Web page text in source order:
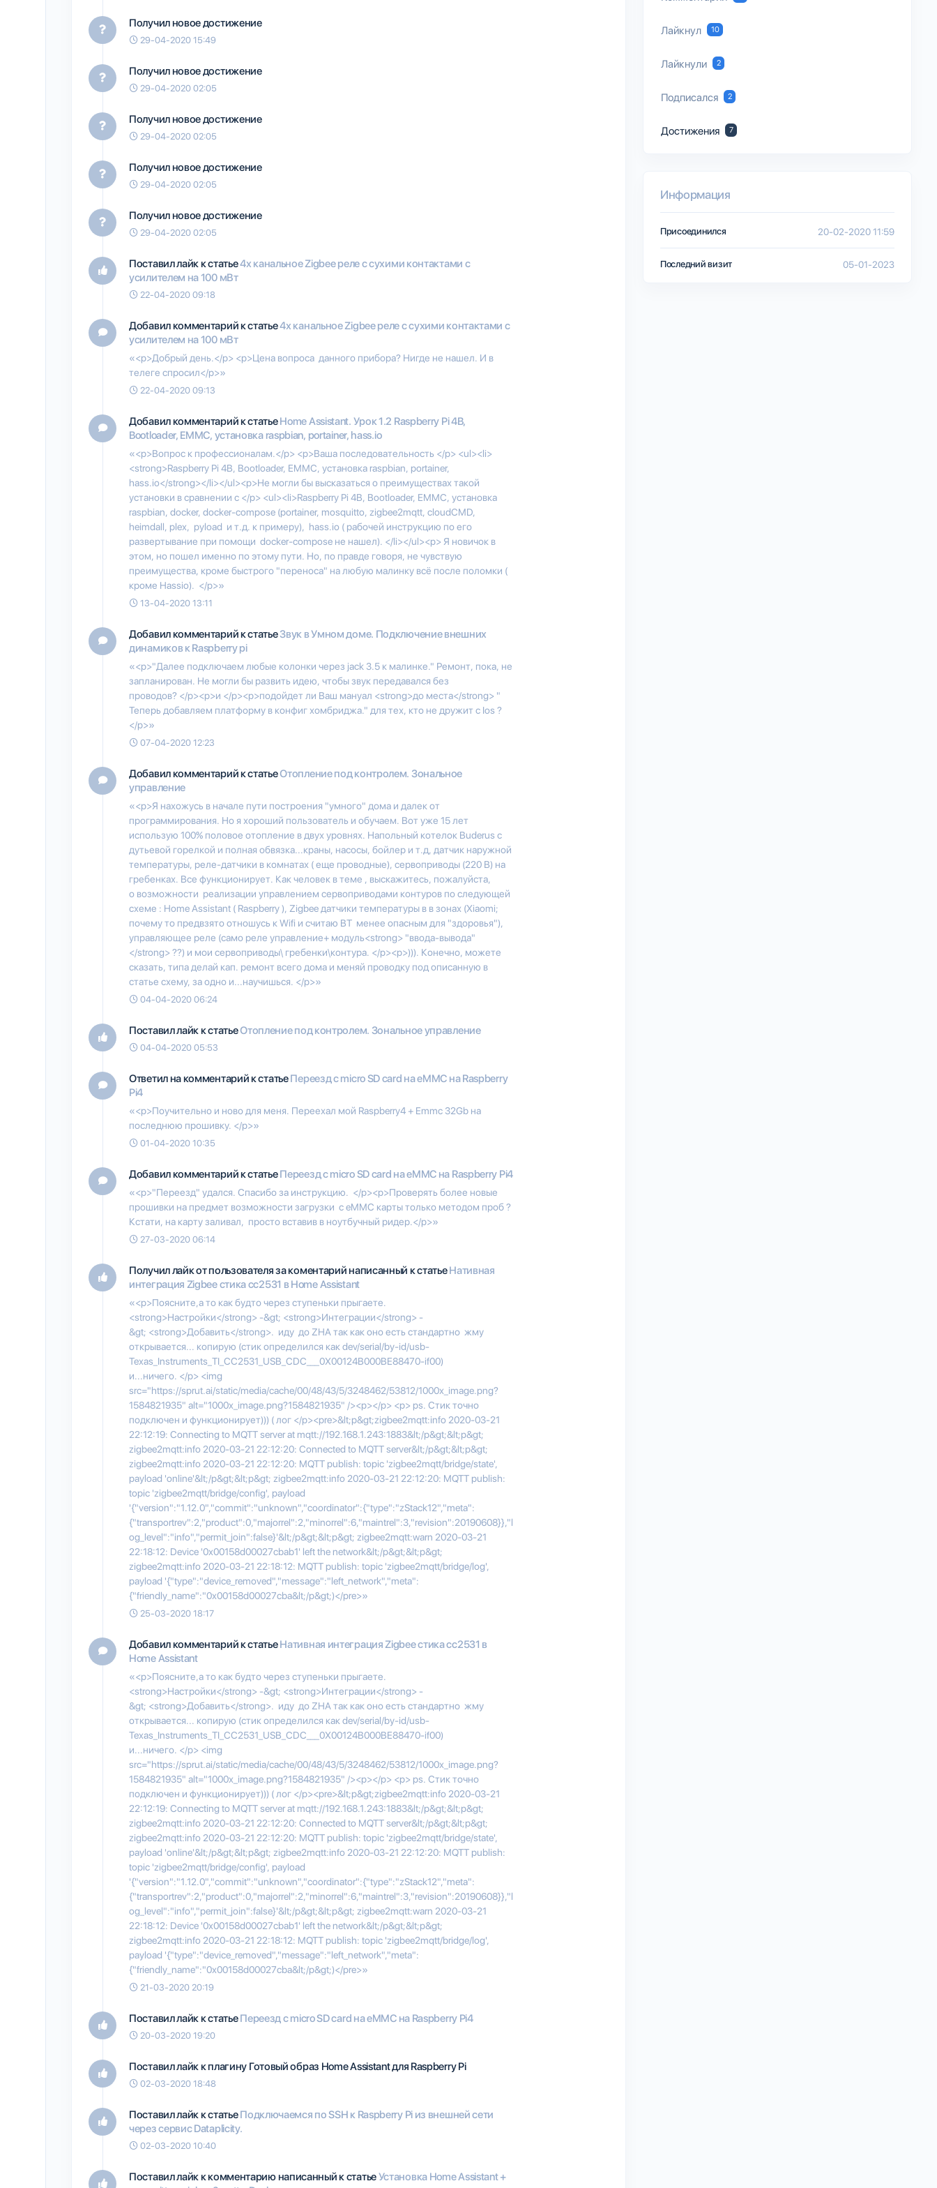
Получил новое достижение
29-04-2020 15:49
Получил новое достижение
29-04-2020 02:05
Получил новое достижение
29-04-2020 02:05
Получил новое достижение
29-04-2020 02:05
Получил новое достижение
29-04-2020 02:05
Поставил лайк к статье4х канальное Zigbee реле с сухими контактами с
усилителем на 100 мВт
22-04-2020 09:18
Добавил комментарий к статье4х канальное Zigbee реле с сухими контактами с
усилителем на 100 мВт
«<p>Добрый день.</p> <p>Цена вопроса данного прибора? Нигде не нашел. И в
телеге спросил</p>»
22-04-2020 09:13
Добавил комментарий к статьеHome Assistant. Урок 1.2 Raspberry Pi 4B,
Bootloader, EMMC, установка raspbian, portainer, hass.io
«<p>Вопрос к профессионалам.</p> <p>Ваша последовательность </p> <ul><li>
<strong>Raspberry Pi 4B, Bootloader, EMMC, установка raspbian, portainer,
hass.io</strong></li></ul><p>Не могли бы высказаться о преимуществах такой
установки в сравнении с </p> <ul><li>Raspberry Pi 4B, Bootloader, EMMC, установка
raspbian, docker, docker-compose (portainer, mosquitto, zigbee2mqtt, cloudCMD,
heimdall, plex, pyload и т.д. к примеру), hass.io ( рабочей инструкцию по его
развертывание при помощи docker-compose не нашел). </li></ul><p> Я новичок в
этом, но пошел именно по этому пути. Но, по правде говоря, не чувствую
преимущества, кроме быстрого "переноса" на любую малинку всё после поломки (
кроме Hassio). </p>»
13-04-2020 13:11
Добавил комментарий к статьеЗвук в Умном доме. Подключение внешних
динамиков к Raspberry pi
«<p>"Далее подключаем любые колонки через jack 3.5 к малинке." Ремонт, пока, не
запланирован. Не могли бы развить идею, чтобы звук передавался без
проводов? </p><p>и </p><p>подойдет ли Ваш мануал <strong>до места</strong> "
Теперь добавляем платформу в конфиг хомбриджа." для тех, кто не дружит с Ios ?
</p>»
07-04-2020 12:23
Добавил комментарий к статьеОтопление под контролем. Зональное
управление
«<p>Я нахожусь в начале пути построения "умного" дома и далек от
программирования. Но я хороший пользователь и обучаем. Вот уже 15 лет
использую 100% половое отопление в двух уровнях. Напольный котелок Buderus с
дутьевой горелкой и полная обвязка...краны, насосы, бойлер и т.д, датчик наружной
температуры, реле-датчики в комнатах ( еще проводные), сервоприводы (220 В) на
гребенках. Все функционирует. Как человек в теме , выскажитесь, пожалуйста,
о возможности реализации управлением сервоприводами контуров по следующей
схеме : Home Assistant ( Raspberry ), Zigbee датчики температуры в в зонах (Xiaomi;
почему то предвзято отношусь к Wifi и считаю BT менее опасным для "здоровья"),
управляющее реле (само реле управление+ модуль<strong> "ввода-вывода"
</strong> ??) и мои сервоприводы\ гребенки\контура. </p><p>))). Конечно, можете
сказать, типа делай кап. ремонт всего дома и меняй проводку под описанную в
статье схему, за одно и...научишься. </p>»
04-04-2020 06:24
Поставил лайк к статьеОтопление под контролем. Зональное управление
04-04-2020 05:53
Ответил на комментарий к статьеПереезд с micro SD card на eMMC на Raspberry
Pi4
«<p>Поучительно и ново для меня. Переехал мой Raspberry4 + Emmc 32Gb на
последнюю прошивку. </p>»
01-04-2020 10:35
Добавил комментарий к статьеПереезд с micro SD card на eMMC на Raspberry Pi4
«<p>"Переезд" удался. Спасибо за инструкцию. </p><p>Проверять более новые
прошивки на предмет возможности загрузки с eMMC карты только методом проб ?
Кстати, на карту заливал, просто вставив в ноутбучный ридер.</p>»
27-03-2020 06:14
Получил лайк от пользователяза коментарий написанный к статьеНативная
интеграция Zigbee стика cc2531 в Home Assistant
«<p>Поясните,а то как будто через ступеньки прыгаете.
<strong>Настройки</strong> -&gt; <strong>Интеграции</strong> -
&gt; <strong>Добавить</strong>. иду до ZHA так как оно есть стандартно жму
открывается... копирую (стик определился как dev/serial/by-id/usb-
Texas_Instruments_TI_CC2531_USB_CDC___0X00124B000BE88470-if00)
и...ничего. </p> <img
src="https://sprut.ai/static/media/cache/00/48/43/5/3248462/53812/1000x_image.png?
1584821935" alt="1000x_image.png?1584821935" /><p></p> <p> ps. Стик точно
подключен и функционирует))) ( лог </p><pre>&lt;p&gt;zigbee2mqtt:info 2020-03-21
22:12:19: Connecting to MQTT server at mqtt://192.168.1.243:1883&lt;/p&gt;&lt;p&gt;
zigbee2mqtt:info 2020-03-21 22:12:20: Connected to MQTT server&lt;/p&gt;&lt;p&gt;
zigbee2mqtt:info 2020-03-21 22:12:20: MQTT publish: topic 'zigbee2mqtt/bridge/state',
payload 'online'&lt;/p&gt;&lt;p&gt; zigbee2mqtt:info 2020-03-21 22:12:20: MQTT publish:
topic 'zigbee2mqtt/bridge/config', payload
'{"version":"1.12.0","commit":"unknown","coordinator":{"type":"zStack12","meta":
{"transportrev":2,"product":0,"majorrel":2,"minorrel":6,"maintrel":3,"revision":20190608}},"l
og_level":"info","permit_join":false}'&lt;/p&gt;&lt;p&gt; zigbee2mqtt:warn 2020-03-21
22:18:12: Device '0x00158d00027cbab1' left the network&lt;/p&gt;&lt;p&gt;
zigbee2mqtt:info 2020-03-21 22:18:12: MQTT publish: topic 'zigbee2mqtt/bridge/log',
payload '{"type":"device_removed","message":"left_network","meta":
{"friendly_name":"0x00158d00027cba&lt;/p&gt;)</pre>»
25-03-2020 18:17
Добавил комментарий к статьеНативная интеграция Zigbee стика cc2531 в
Home Assistant
«<p>Поясните,а то как будто через ступеньки прыгаете.
<strong>Настройки</strong> -&gt; <strong>Интеграции</strong> -
&gt; <strong>Добавить</strong>. иду до ZHA так как оно есть стандартно жму
открывается... копирую (стик определился как dev/serial/by-id/usb-
Texas_Instruments_TI_CC2531_USB_CDC___0X00124B000BE88470-if00)
и...ничего. </p> <img
src="https://sprut.ai/static/media/cache/00/48/43/5/3248462/53812/1000x_image.png?
1584821935" alt="1000x_image.png?1584821935" /><p></p> <p> ps. Стик точно
подключен и функционирует))) ( лог </p><pre>&lt;p&gt;zigbee2mqtt:info 2020-03-21
22:12:19: Connecting to MQTT server at mqtt://192.168.1.243:1883&lt;/p&gt;&lt;p&gt;
zigbee2mqtt:info 2020-03-21 22:12:20: Connected to MQTT server&lt;/p&gt;&lt;p&gt;
zigbee2mqtt:info 2020-03-21 22:12:20: MQTT publish: topic 'zigbee2mqtt/bridge/state',
payload 'online'&lt;/p&gt;&lt;p&gt; zigbee2mqtt:info 2020-03-21 22:12:20: MQTT publish:
topic 'zigbee2mqtt/bridge/config', payload
'{"version":"1.12.0","commit":"unknown","coordinator":{"type":"zStack12","meta":
{"transportrev":2,"product":0,"majorrel":2,"minorrel":6,"maintrel":3,"revision":20190608}},"l
og_level":"info","permit_join":false}'&lt;/p&gt;&lt;p&gt; zigbee2mqtt:warn 2020-03-21
22:18:12: Device '0x00158d00027cbab1' left the network&lt;/p&gt;&lt;p&gt;
zigbee2mqtt:info 2020-03-21 22:18:12: MQTT publish: topic 'zigbee2mqtt/bridge/log',
payload '{"type":"device_removed","message":"left_network","meta":
{"friendly_name":"0x00158d00027cba&lt;/p&gt;)</pre>»
21-03-2020 20:19
Поставил лайк к статьеПереезд с micro SD card на eMMC на Raspberry Pi4
20-03-2020 19:20
Поставил лайк к плагину Готовый образ Home Assistant для Raspberry Pi
02-03-2020 18:48
Поставил лайк к статьеПодключаемся по SSH к Raspberry Pi из внешней сети
через сервис Dataplicity.
02-03-2020 10:40
Поставил лайк к комментарию написанный к статьеУстановка Home Assistant +
Лайкнул 10
Лайкнули 2
Подписался 2
Достижения 7
Информация
Присоединился 20-02-2020 11:59
Последний визит 05-01-2023